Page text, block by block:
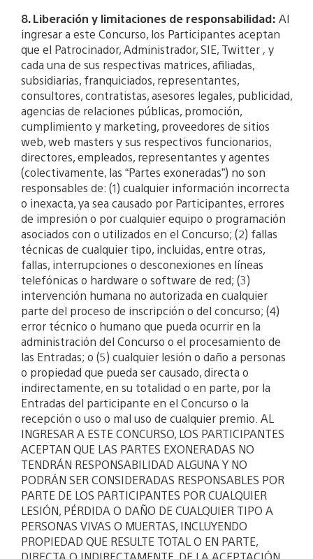
8. Liberación y limitaciones de responsabilidad: Al
ingresar a este Concurso, los Participantes aceptan
que el Patrocinador, Administrador, SIE, Twitter , y
cada una de sus respectivas matrices, afiliadas,
subsidiarias, franquiciados, representantes,
consultores, contratistas, asesores legales, publicidad,
agencias de relaciones públicas, promoción,
cumplimiento y marketing, proveedores de sitios
web, web masters y sus respectivos funcionarios,
directores, empleados, representantes y agentes
(colectivamente, las “Partes exoneradas”) no son
responsables de: (1) cualquier información incorrecta
o inexacta, ya sea causado por Participantes, errores
de impresión o por cualquier equipo o programación
asociados con o utilizados en el Concurso; (2) fallas
técnicas de cualquier tipo, incluidas, entre otras,
fallas, interrupciones o desconexiones en líneas
telefónicas o hardware o software de red; (3)
intervención humana no autorizada en cualquier
parte del proceso de inscripción o del concurso; (4)
error técnico o humano que pueda ocurrir en la
administración del Concurso o el procesamiento de
las Entradas; o (5) cualquier lesión o daño a personas
o propiedad que pueda ser causado, directa o
indirectamente, en su totalidad o en parte, por la
Entradas del participante en el Concurso o la
recepción o uso o mal uso de cualquier premio. AL
INGRESAR A ESTE CONCURSO, LOS PARTICIPANTES
ACEPTAN QUE LAS PARTES EXONERADAS NO
TENDRÁN RESPONSABILIDAD ALGUNA Y NO
PODRÁN SER CONSIDERADAS RESPONSABLES POR
PARTE DE LOS PARTICIPANTES POR CUALQUIER
LESIÓN, PÉRDIDA O DAÑO DE CUALQUIER TIPO A
PERSONAS VIVAS O MUERTAS, INCLUYENDO
PROPIEDAD QUE RESULTE TOTAL O EN PARTE,